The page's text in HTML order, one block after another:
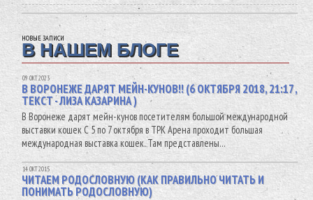
НОВЫЕ ЗАПИСИ
В НАШЕМ БЛОГЕ
09 ОКТ 2023
В ВОРОНЕЖЕ ДАРЯТ МЕЙН-КУНОВ!! (6 ОКТЯБРЯ 2018, 21:17 ,
ТЕКСТ - ЛИЗА КАЗАРИНА )
В Воронеже дарят мейн-кунов посетителям большой международной
выставки кошек С 5 по 7 октября в ТРК Арена проходит большая
международная выставка кошек. Там представлены…
14 ОКТ 2015
ЧИТАЕМ РОДОСЛОВНУЮ (КАК ПРАВИЛЬНО ЧИТАТЬ И
ПОНИМАТЬ РОДОСЛОВНУЮ)